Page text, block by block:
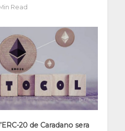
Read
20 de Cara­da­no sera